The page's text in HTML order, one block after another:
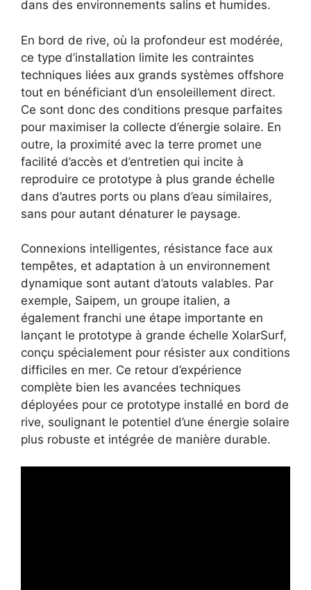
dans des environnements salins et humides.
En bord de rive, où la profondeur est modérée,
ce type d’installation limite les contraintes
techniques liées aux grands systèmes offshore
tout en bénéficiant d’un ensoleillement direct.
Ce sont donc des conditions presque parfaites
pour maximiser la collecte d’énergie solaire. En
outre, la proximité avec la terre promet une
facilité d’accès et d’entretien qui incite à
reproduire ce prototype à plus grande échelle
dans d’autres ports ou plans d’eau similaires,
sans pour autant dénaturer le paysage.
Connexions intelligentes, résistance face aux
tempêtes, et adaptation à un environnement
dynamique sont autant d’atouts valables. Par
exemple, Saipem, un groupe italien, a
également franchi une étape importante en
lançant le prototype à grande échelle XolarSurf,
conçu spécialement pour résister aux conditions
difficiles en mer. Ce retour d’expérience
complète bien les avancées techniques
déployées pour ce prototype installé en bord de
rive, soulignant le potentiel d’une énergie solaire
plus robuste et intégrée de manière durable.